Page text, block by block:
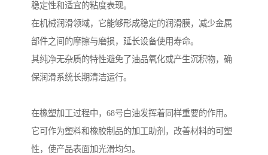
稳定性和适宜的粘度表现。
在机械润滑领域，它能够形成稳定的润滑膜，减少金属
部件之间的摩擦与磨损，延长设备使用寿命。
其纯净无杂质的特性避免了油品氧化或产生沉积物，确
保润滑系统长期清洁运行。
在橡塑加工过程中，68号白油发挥着同样重要的作用。
它可作为塑料和橡胶制品的加工助剂，改善材料的可塑
性，使产品表面加光滑均匀。